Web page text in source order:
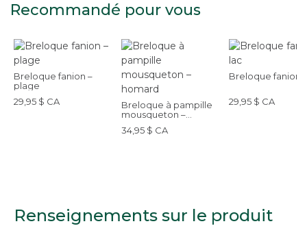
Recommandé pour vous
Breloque fanion –
plage
29,95 $ CA
Breloque à pampille
mousqueton –
homard
34,95 $ CA
Breloque fanion,
29,95 $ CA
Renseignements sur le produit